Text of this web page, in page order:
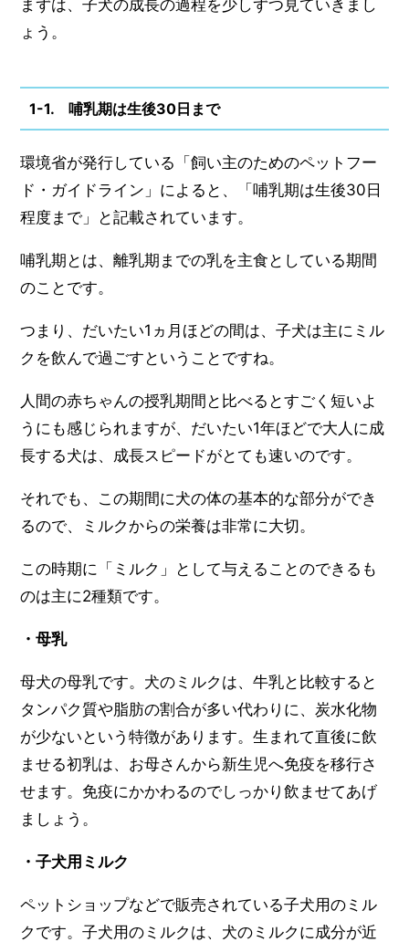
まずは、子犬の成長の過程を少しずつ見ていきまし
ょう。
1-1. 哺乳期は生後30日まで
環境省が発行している「飼い主のためのペットフー
ド・ガイドライン」によると、「哺乳期は生後30日
程度まで」と記載されています。
哺乳期とは、離乳期までの乳を主食としている期間
のことです。
つまり、だいたい1ヵ月ほどの間は、子犬は主にミル
クを飲んで過ごすということですね。
人間の赤ちゃんの授乳期間と比べるとすごく短いよ
うにも感じられますが、だいたい1年ほどで大人に成
長する犬は、成長スピードがとても速いのです。
それでも、この期間に犬の体の基本的な部分ができ
るので、ミルクからの栄養は非常に大切。
この時期に「ミルク」として与えることのできるも
のは主に2種類です。
・母乳
母犬の母乳です。犬のミルクは、牛乳と比較すると
タンパク質や脂肪の割合が多い代わりに、炭水化物
が少ないという特徴があります。生まれて直後に飲
ませる初乳は、お母さんから新生児へ免疫を移行さ
せます。免疫にかかわるのでしっかり飲ませてあげ
ましょう。
・子犬用ミルク
ペットショップなどで販売されている子犬用のミル
クです。子犬用のミルクは、犬のミルクに成分が近